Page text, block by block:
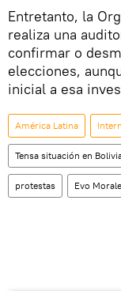
Entretanto, la
realiza una
confirmar o
elecciones,
inicial a esa
América Latina
Tensa situación en
protestas Evo